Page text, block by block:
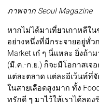
ภาพจาก Seoul Magazine
หากไม่ได้มาเที่ยวเกาหลีใ
อย่างหนึ่งที่มีกระจายอยู่ทั่ว
Market เก๋ ๆ นี่แหละ ยิ่งถ้
(มี.ค.-ก.ย.) ก็จะมีโอกาสเ
แต่ละตลาด แต่ละอีเว้นท์ที่
ในสายเลือดสูงมาก ทั้ง
ทรักดี ๆ มาไว้ให้เราได้ลอ